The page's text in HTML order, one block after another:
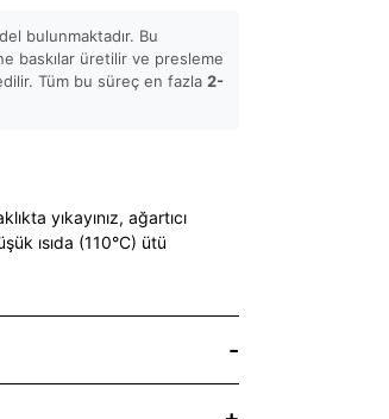
bulunmaktadır. Bu
baskılar üretilir ve presleme
Tüm bu süreç en fazla2-
yıkayınız, ağartıcı
ısıda (110°C) ütü